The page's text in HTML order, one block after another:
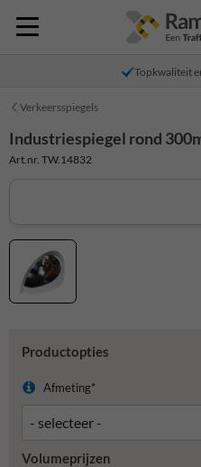
Topkwaliteit
Verkeersspiegels
Industriespiegel rond
Art.nr. TW.14832
Productopties
Afmeting*
Volumeprijzen